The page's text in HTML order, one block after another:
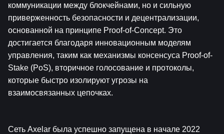
коммуникации между блокчейнами, но и сильную
приверженность безопасности и децентрализации,
основанной на принципе Proof-of-Concept. Это
достигается благодаря инновационным моделям
управления, таким как механизмы консенсуса Proof-of-
Stake (PoS), вторичное голосование и протоколы,
которые быстро изолируют угрозы на
взаимосвязанных цепочках.
Сеть Axelar была успешно запущена в начале 2022